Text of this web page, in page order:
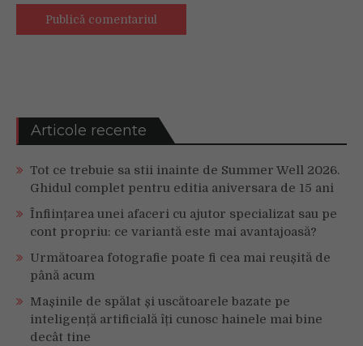
Articole recente
Tot ce trebuie sa stii inainte de Summer Well 2026.
Ghidul complet pentru editia aniversara de 15 ani
Înființarea unei afaceri cu ajutor specializat sau pe
cont propriu: ce variantă este mai avantajoasă?
Următoarea fotografie poate fi cea mai reușită de
până acum
Mașinile de spălat și uscătoarele bazate pe
inteligență artificială îți cunosc hainele mai bine
decât tine